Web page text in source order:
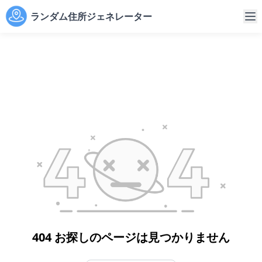
ランダム住所ジェネレーター
404 お探しのページは見つかりません